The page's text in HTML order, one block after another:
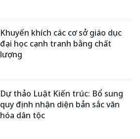
Khuyến khích các cơ sở giáo dục
đại học cạnh tranh bằng chất
lượng
Dự thảo Luật Kiến trúc: Bổ sung
quy định nhận diện bản sắc văn
hóa dân tộc